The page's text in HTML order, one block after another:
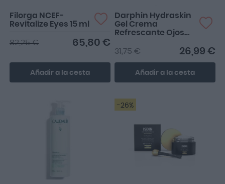
Filorga NCEF-
Revitalize Eyes 15 ml
65,80 €
82,25 €
Añadir a la cesta
Darphin Hydraskin
Gel Crema
Refrescante Ojos
26,99 €
31,75 €
Añadir a la cesta
-26%
Estupendo contorno de
ojos, deja la piel tersa y
suave.